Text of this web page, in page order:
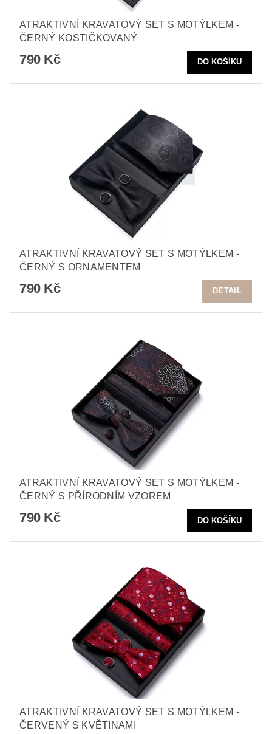
ATRAKTIVNÍ KRAVATOVÝ SET S MOTÝLKEM -
ČERNÝ KOSTIČKOVANÝ
790 Kč
ATRAKTIVNÍ KRAVATOVÝ SET S MOTÝLKEM -
ČERNÝ S ORNAMENTEM
790 Kč DETAIL
ATRAKTIVNÍ KRAVATOVÝ SET S MOTÝLKEM -
ČERNÝ S PŘÍRODNÍM VZOREM
790 Kč
ATRAKTIVNÍ KRAVATOVÝ SET S MOTÝLKEM -
ČERVENÝ S KVĚTINAMI